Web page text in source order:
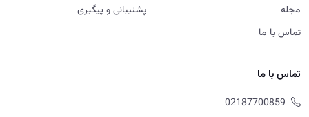
مجله
تماس با ما
پشتیبانی و پیگیری
تماس با ما
02187700859